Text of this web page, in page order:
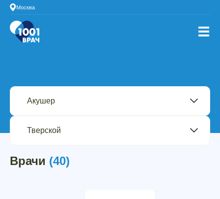
Москва
Врачи (40)